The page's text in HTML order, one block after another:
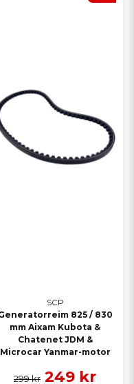
SCP
825 / 830
mm Aixam Kubota &
Chatenet JDM &
Microcar Yanmar-motor
299 kr 249 kr